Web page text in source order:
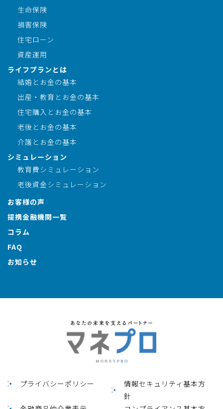
生命保険
損害保険
住宅ローン
資産運用
ライフプランとは
結婚とお金の基本
出産・教育とお金の基本
住宅購入とお金の基本
老後とお金の基本
介護とお金の基本
シミュレーション
教育費シミュレーション
老後資金シミュレーション
お客様の声
提携金融機関一覧
コラム
FAQ
お知らせ
プライバシーポリシー
情報セキュリティ基本方
針